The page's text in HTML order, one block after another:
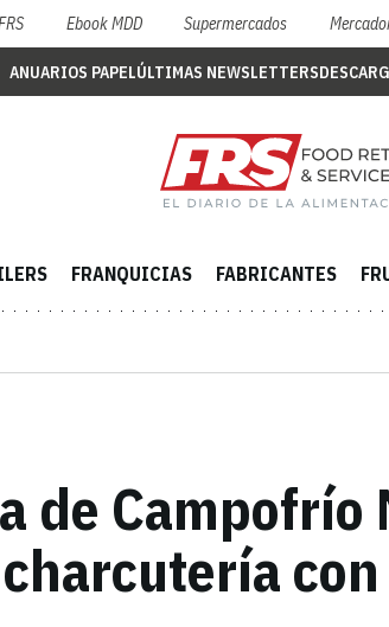
Ebook MDD Supermercados
ANUARIOS PAPELÚLTIMAS NEWSLETTERS
FRANQUICIAS FABRICANTES
de